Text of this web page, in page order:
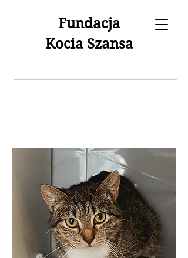
Fundacja
Kocia Szansa